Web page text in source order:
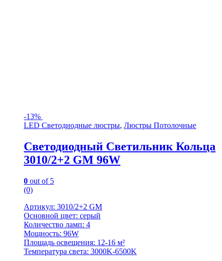
-13%
LED Светодиодные люстры, Люстры Потолочные
Светодиодный Светильник Кольца
3010/2+2 GM 96W
0 out of 5
(0)
Артикул: 3010/2+2 GM
Основной цвет: серый
Количество ламп: 4
Мощность: 96W
Площадь освещения: 12-16 м²
Температура света: 3000K-6500K